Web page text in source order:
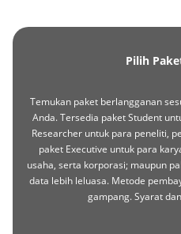
Pilih
Temukan paket berlangganan
Anda. Tersedia paket Student
Researcher untuk para peneliti,
paket Executive untuk para
usaha, serta korporasi; maupun
data lebih leluasa. Metode
gampang. Syarat